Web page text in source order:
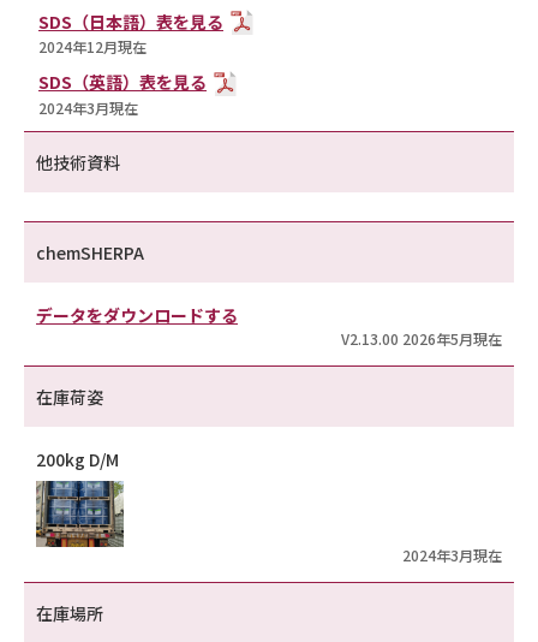
SDS（日本語）表を見る
2024年12月現在
SDS（英語）表を見る
2024年3月現在
他技術資料
chemSHERPA
データをダウンロードする
V2.13.00 2026年5月現在
在庫荷姿
200kg D/M
2024年3月現在
在庫場所